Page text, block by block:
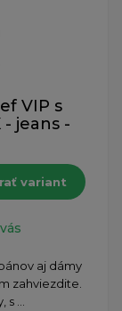
VIP s
jeans -
variant
aj dámy
zahviezdite.
...